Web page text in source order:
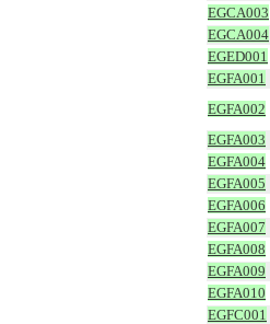
EGCA003
EGCA004
EGED001
EGFA001
EGFA002
EGFA003
EGFA004
EGFA005
EGFA006
EGFA007
EGFA008
EGFA009
EGFA010
EGFC001